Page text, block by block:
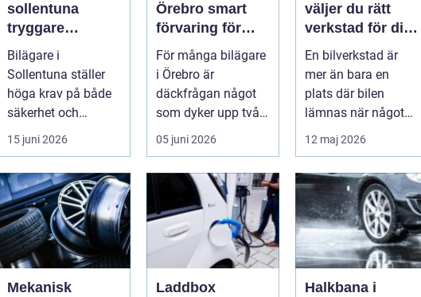
sollentuna
tryggare
bilägande året
runt
Bilägare i
Sollentuna ställer
höga krav på både
säkerhet och
komfort. Vägarna
växlar mellan
motorväg...
15 juni 2026
Örebro smart
förvaring för
säkrare
bilkörning
För många bilägare
i Örebro är
däckfrågan något
som dyker upp två
gånger per år och
mest känns som e...
05 juni 2026
väljer du rätt
verkstad för din
bil
En bilverkstad är
mer än bara en
plats där bilen
lämnas när något
går sönder. Rätt
verkstad blir en ...
12 maj 2026
Mekanisk
Laddbox
Halkbana i